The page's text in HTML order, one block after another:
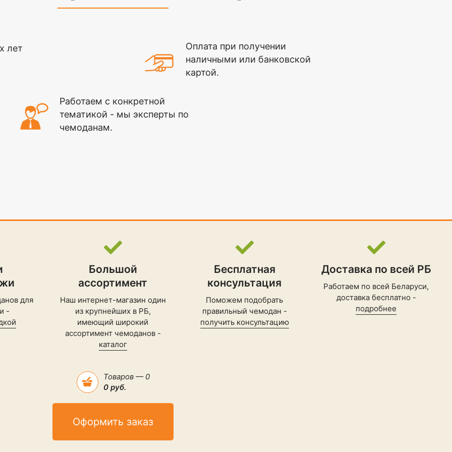
лет
Оплата при получении
наличными или банковской
картой.
Работаем с конкретной
тематикой - мы эксперты по
чемоданам.
для
-
Большой
ассортимент
Наш интернет-магазин один
из крупнейших в РБ,
имеющий широкий
ассортимент чемоданов -
каталог
Бесплатная
консультация
Поможем подобрать
правильный чемодан -
получить консультацию
Доставка по всей РБ
Работаем по всей Беларуси,
доставка бесплатно -
подробнее
Товаров — 0
0 руб.
Оформить заказ